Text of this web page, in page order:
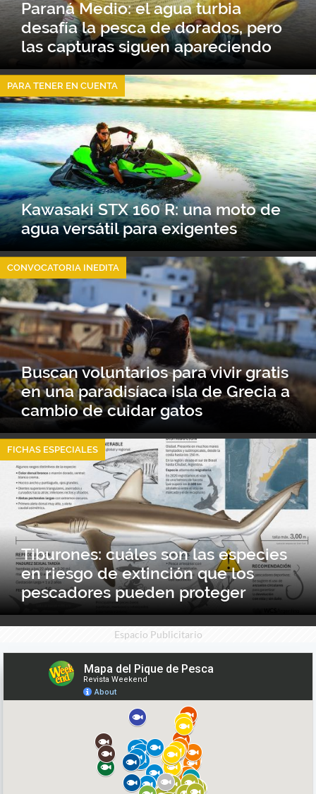
Paraná Medio: el agua turbia
desafía la pesca de dorados, pero
las capturas siguen apareciendo
PARA TENER EN CUENTA
Kawasaki STX 160 R: una moto de
agua versátil para exigentes
CONVOCATORIA INEDITA
Buscan voluntarios para vivir gratis
en una paradisíaca isla de Grecia a
cambio de cuidar gatos
FICHAS ESPECIALES
Tiburones: cuáles son las especies
en riesgo de extinción que los
pescadores pueden proteger
Espacio Publicitario